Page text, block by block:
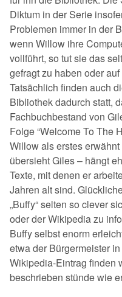
Diktum in der Serie
Problemen immer in der
wenn Willow ihre
vollführt, so tut sie das
gefragt zu haben oder
Tatsächlich finden auch
Bibliothek dadurch statt,
Fachbuchbestand von
Folge “Welcome To The
Willow als erstes
übersieht Giles – hängt
Texte, mit denen er
Jahren alt sind.
„Buffy“ selten so clever
oder der Wikipedia zu
Buffy selbst enorm
etwa der Bürgermeister
Wikipedia-Eintrag finden
beschrieben stünde wie